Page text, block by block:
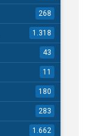
268
1.318
43
11
180
283
1.662